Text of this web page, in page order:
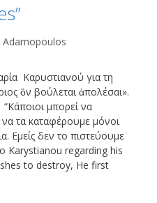
Adamopoulos
Καρυστιανού για τη
ὃν βούλεται ἀπολέσαι».
μπορεί να
τα καταφέρουμε μόνοι
Εμείς δεν το πιστεύουμε
Karystianou regarding his
to destroy, He first